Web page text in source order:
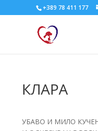
+389 78 411 177
КЛАРА
УБАВО И МИЛО